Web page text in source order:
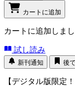
カートに追加
カートに追加しま
試し読み
新刊通知 後
【デジタル版限定